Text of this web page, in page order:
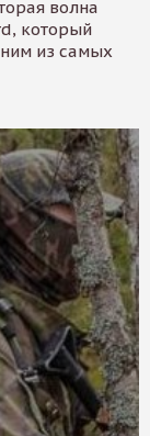
волна
который
из самых